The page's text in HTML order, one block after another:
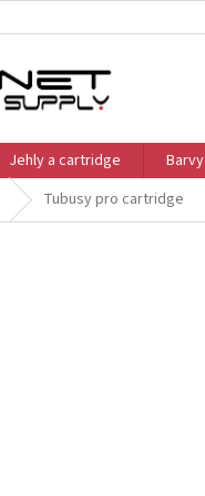
Jehly a cartridge Barvy
Tubusy pro cartridge